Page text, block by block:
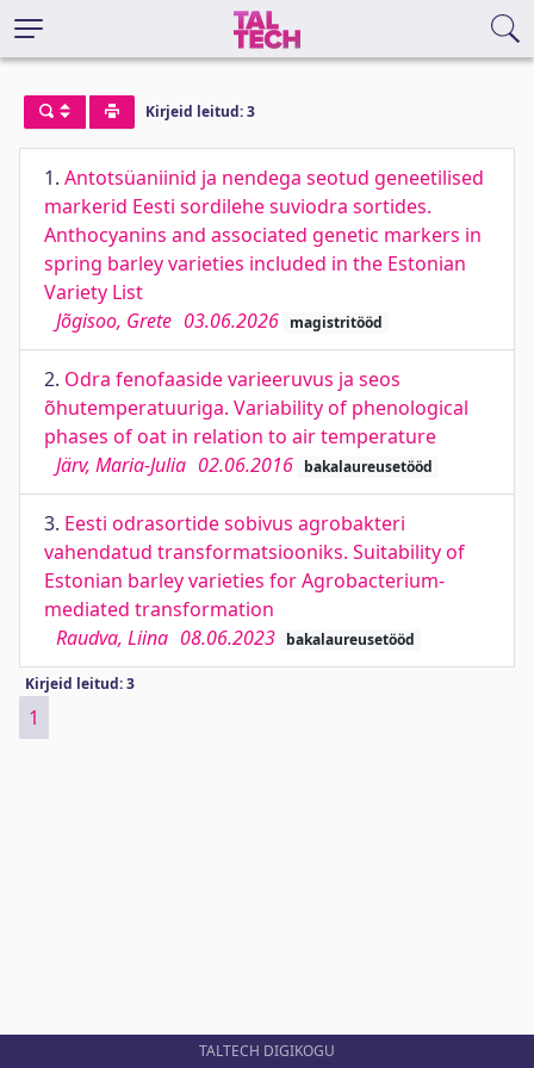
Kirjeid leitud: 3
1. Antotsüaniinid ja nendega seotud geneetilised
markerid Eesti sordilehe suviodra sortides.
Anthocyanins and associated genetic markers in
spring barley varieties included in the Estonian
Variety List
Jõgisoo, Grete 03.06.2026 magistritööd
2. Odra fenofaaside varieeruvus ja seos
õhutemperatuuriga. Variability of phenological
phases of oat in relation to air temperature
Järv, Maria-Julia 02.06.2016 bakalaureusetööd
3. Eesti odrasortide sobivus agrobakteri
vahendatud transformatsiooniks. Suitability of
Estonian barley varieties for Agrobacterium-
mediated transformation
Raudva, Liina 08.06.2023 bakalaureusetööd
Kirjeid leitud: 3
1
TALTECH DIGIKOGU